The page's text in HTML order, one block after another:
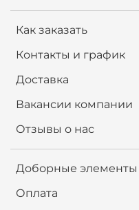
Как заказать
Контакты и график
Доставка
Вакансии компании
Отзывы о нас
Доборные элементы
Оплата